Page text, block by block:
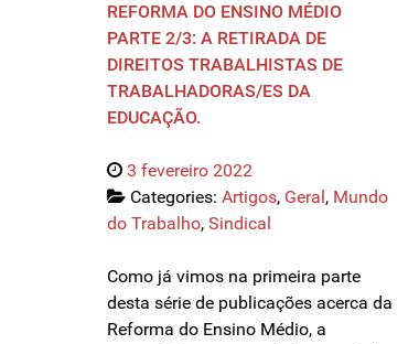
REFORMA DO ENSINO MÉDIO
PARTE 2/3: A RETIRADA DE
DIREITOS TRABALHISTAS DE
TRABALHADORAS/ES DA
EDUCAÇÃO.
3 fevereiro 2022
Categories: Artigos, Geral , Mundo
do Trabalho, Sindical
Como já vimos na primeira parte
desta série de publicações acerca da
Reforma do Ensino Médio, a